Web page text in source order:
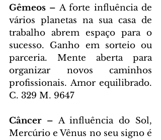
Gêmeos – A forte influência de
vários planetas na sua casa de
trabalho abrem espaço para o
sucesso. Ganho em sorteio ou
parceria. Mente aberta para
organizar novos caminhos
profissionais. Amor equilibrado.
C. 329 M. 9647
Câncer – A influência do Sol,
Mercúrio e Vênus no seu signo é